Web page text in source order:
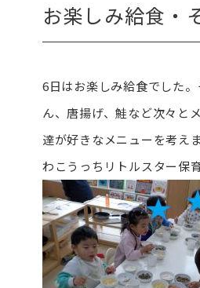
お楽しみ給食・
6日はお楽しみ給食でした
ん、唐揚げ、鮭など次々と
達が好きなメニューを考え
わこうっちリトルスター保